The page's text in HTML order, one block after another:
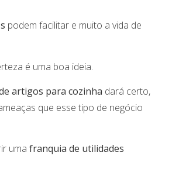
podem facilitar e muito a vida de
é uma boa ideia.
artigos para cozinha dará certo,
que esse tipo de negócio
uma franquia de utilidades